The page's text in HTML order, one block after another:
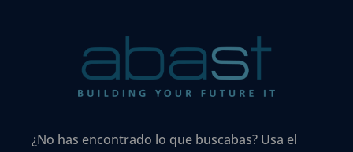
¿No has encontrado lo que buscabas? Usa el